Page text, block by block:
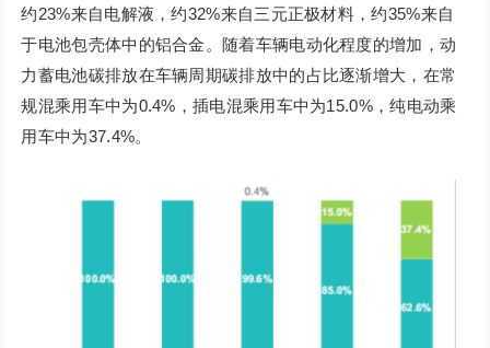
约23%来自电解液，约32%来自三元正极材料，约35%来自
于电池包壳体中的铝合金。随着车辆电动化程度的增加，动
力蓄电池碳排放在车辆周期碳排放中的占比逐渐增大，在常
规混乘用车中为0.4%，插电混乘用车中为15.0%，纯电动乘
用车中为37.4%。